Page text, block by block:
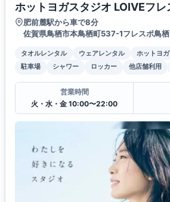
ホットヨガスタジオ LOIVEフレ
肥前麓駅から車で8分
佐賀県鳥栖市本鳥栖町537-1フレスポ鳥
タオルレンタル ウェアレンタル ホットヨガ
駐車場
シャワー ロッカー 他店舗利用
営業時間
火・水・金 10:00〜22:00